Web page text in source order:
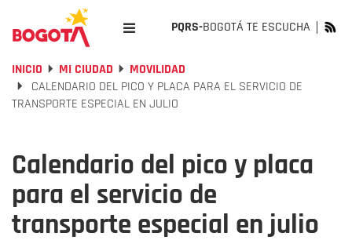
PQRS-BOGOTÁ TE ESCUCHA
INICIO MI CIUDAD
MOVILIDAD
CALENDARIO DEL PICO Y PLACA PARA EL SERVICIO DE
TRANSPORTE ESPECIAL EN JULIO
Calendario del pico y placa
para el servicio de
transporte especial en julio